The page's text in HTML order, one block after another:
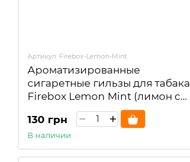
Артикул: Firebox-Lemon-Mint
Ароматизированные
сигаретные гильзы для табака
Firebox Lemon Mint (лимон с
мятой) 250шт
130 грн
В наличии